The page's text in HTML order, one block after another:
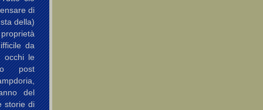
di
della)
da
occhi le
post
del
storie di